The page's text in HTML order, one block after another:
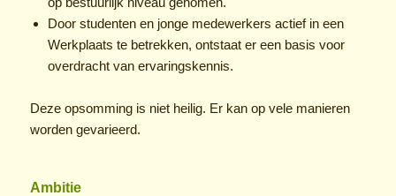
Door studenten en jonge medewerkers actief in een
Werkplaats te betrekken, ontstaat er een basis voor
overdracht van ervaringskennis.
Deze opsomming is niet heilig. Er kan op vele manieren
worden gevarieerd.
Ambitie